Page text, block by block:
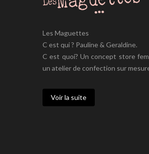
Les Maguettes
C est qui ? Pauline & Geraldine.
C est quoi? Un concept store
un atelier de confection sur
Voir la suite